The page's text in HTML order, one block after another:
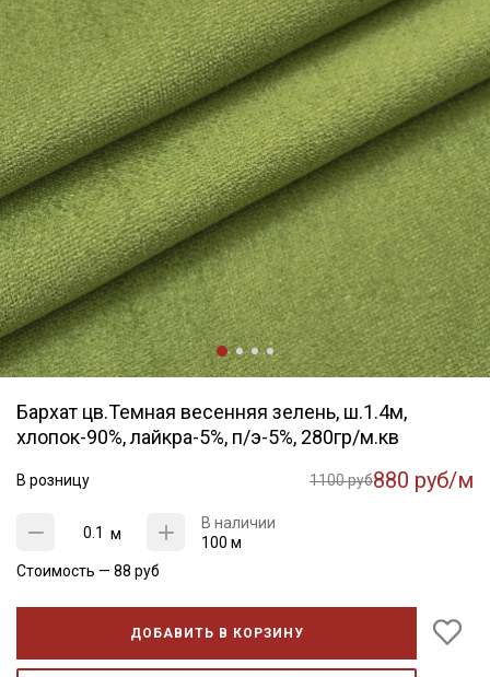
Бархат цв.Темная весенняя зелень, ш.1.4м,
хлопок-90%, лайкра-5%, п/э-5%, 280гр/м.кв
В розницу 1100 руб880 руб/м
м
В наличии
100 м
Стоимость — 88 руб
ДОБАВИТЬ В КОРЗИНУ